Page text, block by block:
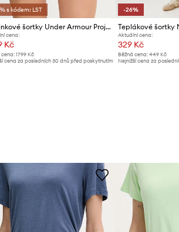
s kódem: LST
Tréninkové šortky Under Armour Project Rock
cena:
Kč
cena: 1799 Kč
cena za posledních 30 dnů před poskytnutím
-26%
Teplákové šortky
Aktuální cena:
329 Kč
Běžná cena:449 Kč
Nejnižší cena za